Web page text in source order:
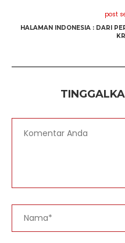
post
HALAMAN INDONESIA : DARI